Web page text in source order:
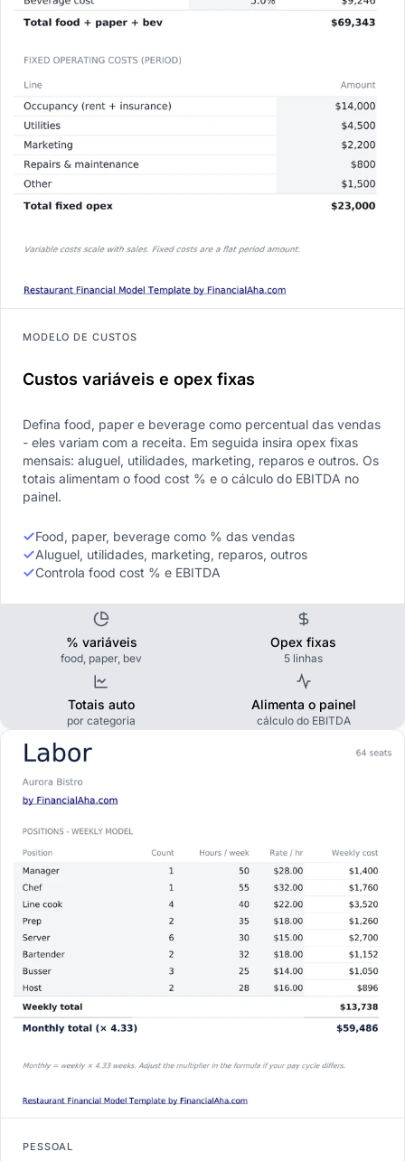
MODELO DE CUSTOS
Custos variáveis e opex fixas
Defina food, paper e beverage como percentual das vendas
- eles variam com a receita. Em seguida insira opex fixas
mensais: aluguel, utilidades, marketing, reparos e outros. Os
totais alimentam o food cost % e o cálculo do EBITDA no
painel.
Food, paper, beverage como % das vendas
Aluguel, utilidades, marketing, reparos, outros
Controla food cost % e EBITDA
% variáveis
food, paper, bev
Opex fixas
5 linhas
Totais auto
por categoria
Alimenta o painel
cálculo do EBITDA
PESSOAL